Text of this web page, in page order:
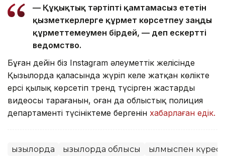
— Құқықтық тәртіпті қамтамасыз ететін
қызметкерлерге құрмет көрсетпеу заңды
құрметтемеумен бірдей, — деп ескертті
ведомство.
Бұған дейін біз Instagram әлеуметтік желісінде
Қызылорда қаласында жүріп келе жатқан көлікте
ерсі қылық көрсетіп тренд түсірген жастардың
видеосы тарағанын, оған да облыстық полиция
департаменті түсініктеме бергенін хабарлаған едік.
Қызылорда Қызылорда облысы Қылмыспен күрес